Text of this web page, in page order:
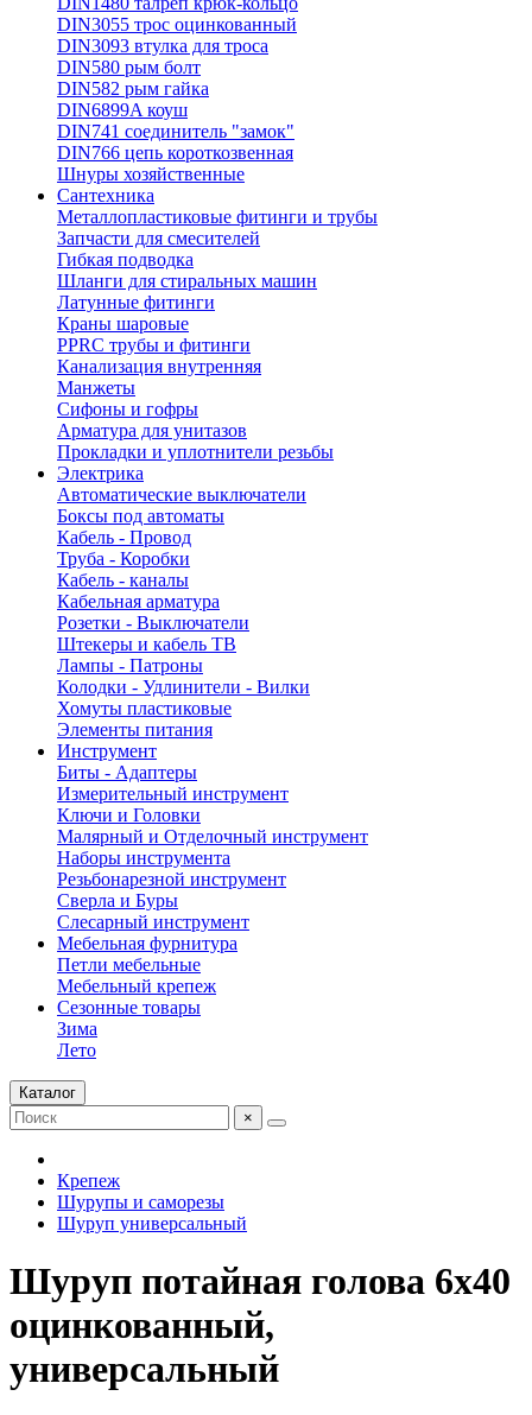
DIN3055 трос оцинкованный
DIN3093 втулка для троса
DIN580 рым болт
DIN582 рым гайка
DIN6899A коуш
DIN741 соединитель "замок"
DIN766 цепь короткозвенная
Шнуры хозяйственные
Сантехника
Металлопластиковые фитинги и трубы
Запчасти для смесителей
Гибкая подводка
Шланги для стиральных машин
Латунные фитинги
Краны шаровые
PPRC трубы и фитинги
Канализация внутренняя
Манжеты
Сифоны и гофры
Арматура для унитазов
Прокладки и уплотнители резьбы
Электрика
Автоматические выключатели
Боксы под автоматы
Кабель - Провод
Труба - Коробки
Кабель - каналы
Кабельная арматура
Розетки - Выключатели
Штекеры и кабель ТВ
Лампы - Патроны
Колодки - Удлинители - Вилки
Хомуты пластиковые
Элементы питания
Инструмент
Биты - Адаптеры
Измерительный инструмент
Ключи и Головки
Малярный и Отделочный инструмент
Наборы инструмента
Резьбонарезной инструмент
Сверла и Буры
Слесарный инструмент
Мебельная фурнитура
Петли мебельные
Мебельный крепеж
Сезонные товары
Зима
Лето
Каталог
×
Крепеж
Шурупы и саморезы
Шуруп универсальный
Шуруп потайная голова 6х40
оцинкованный,
универсальный